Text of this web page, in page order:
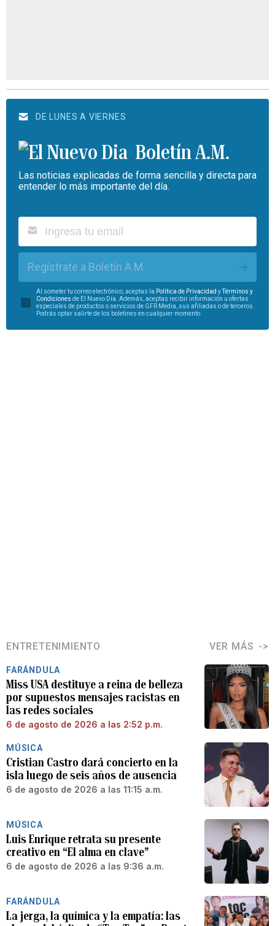
DE LUNES A VIERNES
Boletín A.M.
Las noticias explicadas de forma sencilla y directa para
entender lo más importante del día.
Regístrate a Boletín A.M.
Al someter tu correo electrónico, aceptas la Política de Privacidad yTérminos y
Condiciones de El Nuevo Día. Además, aceptas recibir información u ofertas
especiales de productos o servicios de GFR Media, sus afiliadas o de terceros.
Podrás optar salirte de los boletines en cualquier momento.
ENTRETENIMIENTO VER MÁS
FARÁNDULA
Miss USA destituye a reina de belleza
por supuestos mensajes racistas en
las redes sociales
6 de agosto de 2026 a las 2:52 p.m.
MÚSICA
Cristian Castro dará concierto en la
isla luego de seis años de ausencia
6 de agosto de 2026 a las 11:15 a.m.
MÚSICA
Luis Enrique retrata su presente
creativo en “El alma en clave”
6 de agosto de 2026 a las 9:36 a.m.
FARÁNDULA
La jerga, la química y la empatía: las